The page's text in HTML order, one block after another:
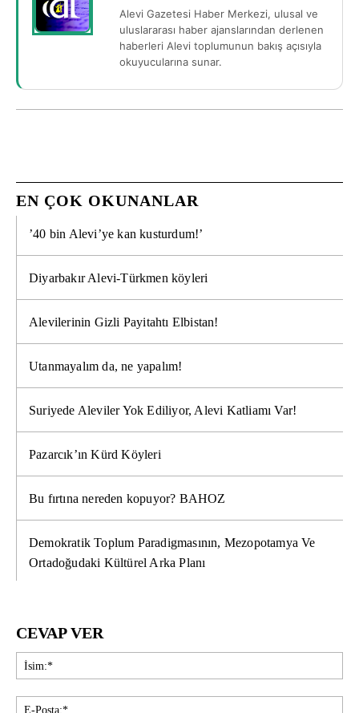
Alevi Gazetesi Haber Merkezi, ulusal ve
uluslararası haber ajanslarından derlenen
haberleri Alevi toplumunun bakış açısıyla
okuyucularına sunar.
EN ÇOK OKUNANLAR
’40 bin Alevi’ye kan kusturdum!’
Diyarbakır Alevi-Türkmen köyleri
Alevilerinin Gizli Payitahtı Elbistan!
Utanmayalım da, ne yapalım!
Suriyede Aleviler Yok Ediliyor, Alevi Katliamı Var!
Pazarcık’ın Kürd Köyleri
Bu fırtına nereden kopuyor? BAHOZ
Demokratik Toplum Paradigmasının, Mezopotamya Ve
Ortadoğudaki Kültürel Arka Planı
CEVAP VER